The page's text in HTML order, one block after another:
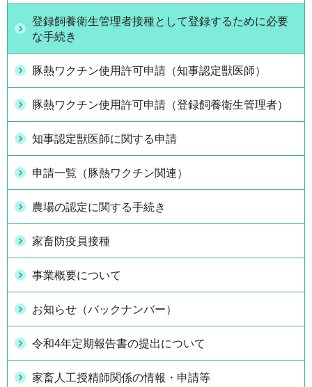
登録飼養衛生管理者接種として登録するために必要
な手続き
豚熱ワクチン使用許可申請（知事認定獣医師）
豚熱ワクチン使用許可申請（登録飼養衛生管理者）
知事認定獣医師に関する申請
申請一覧（豚熱ワクチン関連）
農場の認定に関する手続き
家畜防疫員接種
事業概要について
お知らせ（バックナンバー）
令和4年定期報告書の提出について
家畜人工授精師関係の情報・申請等